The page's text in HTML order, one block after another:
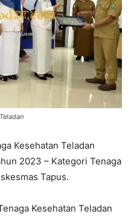
Kesehatan Teladan
2023 – Kategori Tenaga
Tapus.
Kesehatan Teladan